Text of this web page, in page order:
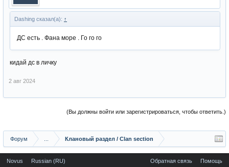
Dashing сказал(а): ↑
ДС есть . Фана море . Го го го
кидай дс в личку
2 авг 2024
(Вы должны войти или зарегистрироваться, чтобы ответить.)
Форум Клановый раздел / Сlan section
Novus Russian (RU) Обратная связь Помощь